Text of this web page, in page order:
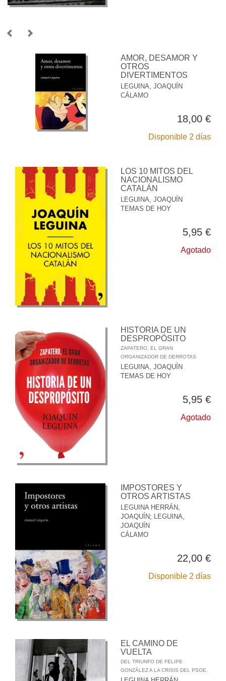
AMOR, DESAMOR Y
OTROS
DIVERTIMENTOS
LEGUINA, JOAQUÍN
CÁLAMO
18,00 €
Disponible 2 días
LOS 10 MITOS DEL
NACIONALISMO
CATALÁN
LEGUINA, JOAQUÍN
TEMAS DE HOY
5,95 €
Agotado
HISTORIA DE UN
DESPROPÓSITO
ZAPATERO, EL GRAN
ORGANIZADOR DE DERROTAS
LEGUINA, JOAQUÍN
TEMAS DE HOY
5,95 €
Agotado
IMPOSTORES Y
OTROS ARTISTAS
LEGUINA HERRÁN,
JOAQUÍN; LEGUINA,
JOAQUÍN
CÁLAMO
22,00 €
Disponible 2 días
EL CAMINO DE
VUELTA
DEL TRIUNFO DE FELIPE
GONZÁLEZ A LA CRISIS DEL PSOE.